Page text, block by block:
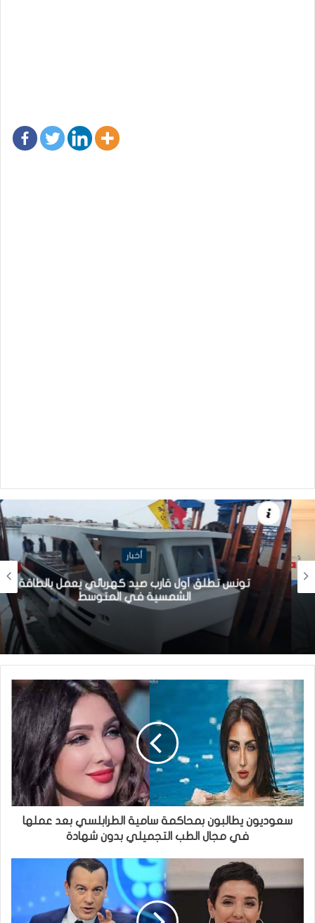
أخبار
تونس تطلق أول قارب صيد كهربائي يعمل بالطاقة
الشمسية في المتوسط
سعوديون يطالبون بمحاكمة سامية الطرابلسي بعد عملها
في مجال الطب التجميلي بدون شهادة